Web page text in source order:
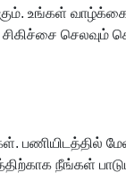
உங்கள்
செலவும்
நீங்கள்